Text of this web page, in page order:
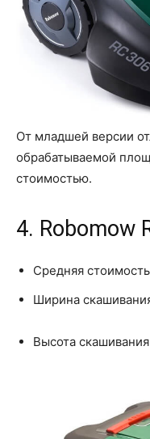
От младшей версии
обрабатываемой
стоимостью.
4. Robomow
Средняя
Ширина
Высота